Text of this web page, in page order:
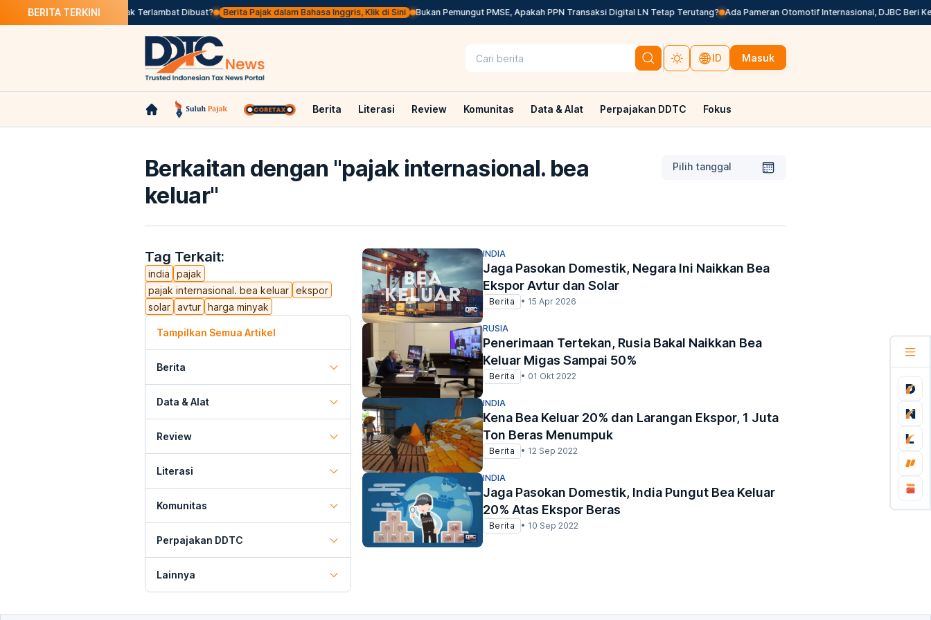
BERITA TERKINI
Seleksi Apa Itu Faktur Pajak Terlambat Dibuat? Berita Pajak dalam Bahasa Inggris, Klik di Sini Bukan Pemungut PMSE, Apakah PPN Transaksi Digital LN Tetap Terutang? Ada Pameran Otomotif Internasional, DJBC Beri
ID Masuk
Berita Literasi Review Komunitas Data & Alat Perpajakan DDTC Fokus
Berkaitan dengan "pajak internasional. bea
keluar"
Pilih tanggal
Tag Terkait:
india
pajak
pajak internasional. bea keluar ekspor
solar avtur harga minyak
Tampilkan Semua Artikel
Berita
Data & Alat
Review
Literasi
Komunitas
Perpajakan DDTC
Lainnya
INDIA
Jaga Pasokan Domestik, Negara Ini Naikkan Bea
Ekspor Avtur dan Solar
Berita • 15 Apr 2026
RUSIA
Penerimaan Tertekan, Rusia Bakal Naikkan Bea
Keluar Migas Sampai 50%
Berita • 01 Okt 2022
INDIA
Kena Bea Keluar 20% dan Larangan Ekspor, 1 Juta
Ton Beras Menumpuk
Berita • 12 Sep 2022
INDIA
Jaga Pasokan Domestik, India Pungut Bea Keluar
20% Atas Ekspor Beras
Berita • 10 Sep 2022